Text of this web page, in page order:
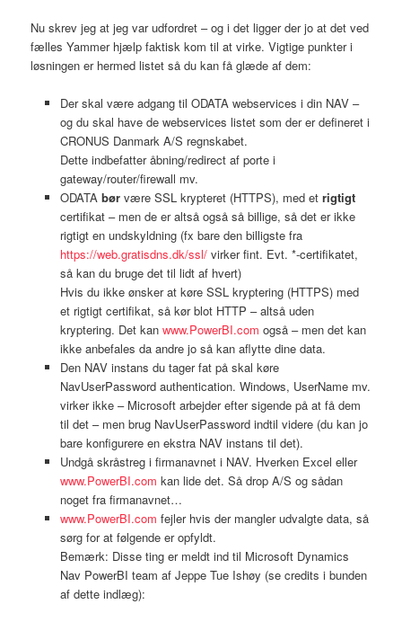
Nu skrev jeg at jeg var udfordret – og i det ligger der jo at det ved
fælles Yammer hjælp faktisk kom til at virke. Vigtige punkter i
løsningen er hermed listet så du kan få glæde af dem:
Der skal være adgang til ODATA webservices i din NAV –
og du skal have de webservices listet som der er defineret i
CRONUS Danmark A/S regnskabet.
Dette indbefatter åbning/redirect af porte i
gateway/router/firewall mv.
ODATA børvære SSL krypteret (HTTPS), med et rigtigt
certifikat – men de er altså også så billige, så det er ikke
rigtigt en undskyldning (fx bare den billigste fra
https://web.gratisdns.dk/ssl/virker fint. Evt. *-certifikatet,
så kan du bruge det til lidt af hvert)
Hvis du ikke ønsker at køre SSL kryptering (HTTPS) med
et rigtigt certifikat, så kør blot HTTP – altså uden
kryptering. Det kan www.PowerBI.com også – men det kan
ikke anbefales da andre jo så kan aflytte dine data.
Den NAV instans du tager fat på skal køre
NavUserPassword authentication. Windows, UserName mv.
virker ikke – Microsoft arbejder efter sigende på at få dem
til det – men brug NavUserPassword indtil videre (du kan jo
bare konfigurere en ekstra NAV instans til det).
Undgå skråstreg i firmanavnet i NAV. Hverken Excel eller
www.PowerBI.com kan lide det. Så drop A/S og sådan
noget fra firmanavnet…
www.PowerBI.com fejler hvis der mangler udvalgte data, så
sørg for at følgende er opfyldt.
Bemærk: Disse ting er meldt ind til Microsoft Dynamics
Nav PowerBI team af Jeppe Tue Ishøy (se credits i bunden
af dette indlæg):